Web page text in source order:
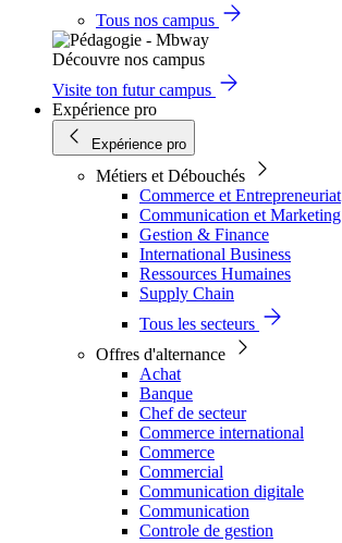
Tous nos campus
Découvre nos campus
Visite ton futur campus
Expérience pro
Expérience pro
Métiers et Débouchés
Commerce et Entrepreneuriat
Communication et Marketing
Gestion & Finance
International Business
Ressources Humaines
Supply Chain
Tous les secteurs
Offres d'alternance
Achat
Banque
Chef de secteur
Commerce international
Commerce
Commercial
Communication digitale
Communication
Controle de gestion